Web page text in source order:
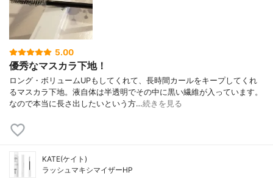
5.00
優秀なマスカラ下地！
ロング・ボリュームUPもしてくれて、長時間カールをキープしてくれ
るマスカラ下地。液自体は半透明でその中に黒い繊維が入っています。
なので本当に長さ出したいという方…続きを見る
KATE(ケイト)
ラッシュマキシマイザーHP